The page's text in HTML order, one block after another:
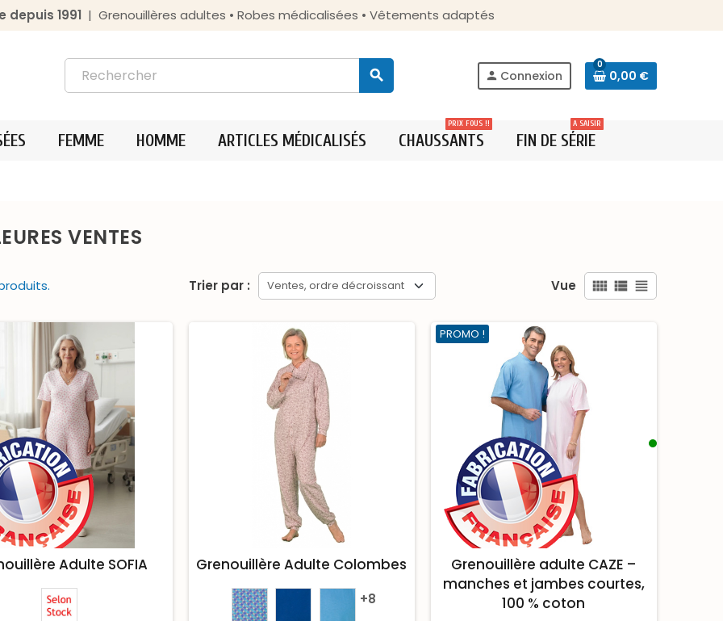
1991 | Grenouillères adultes • Robes médicalisées • Vêtements adaptés
search person Connexion
0
0,00 €
FEMME HOMME ARTICLES MÉDICALISÉS CHAUSSANTS
PRIX FOUS !!
FIN DE SÉRIE
A SAISIR
VENTES
Trier par : Ventes, ordre décroissant Vue view_comfy view_list view_headline
Adulte SOFIA Grenouillère Adulte Colombes
+8
PROMO !
Grenouillère adulte CAZE –
manches et jambes courtes,
100 % coton